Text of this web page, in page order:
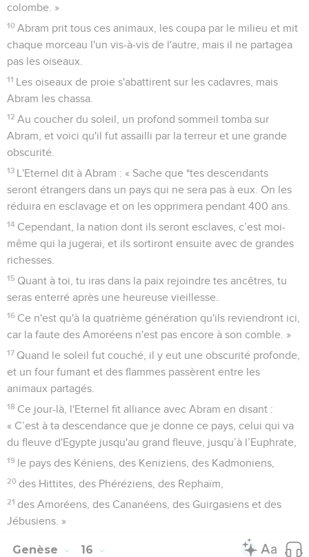
colombe. »
10 Abram prit tous ces animaux, les coupa par le milieu et mit
chaque morceau l'un vis-à-vis de l'autre, mais il ne partagea
pas les oiseaux.
11 Les oiseaux de proie s'abattirent sur les cadavres, mais
Abram les chassa.
12 Au coucher du soleil, un profond sommeil tomba sur
Abram, et voici qu'il fut assailli par la terreur et une grande
obscurité.
13 L'Eternel dit à Abram : « Sache que *tes descendants
seront étrangers dans un pays qui ne sera pas à eux. On les
réduira en esclavage et on les opprimera pendant 400 ans.
14 Cependant, la nation dont ils seront esclaves, c’est moi-
même qui la jugerai, et ils sortiront ensuite avec de grandes
richesses.
15 Quant à toi, tu iras dans la paix rejoindre tes ancêtres, tu
seras enterré après une heureuse vieillesse.
16 Ce n'est qu'à la quatrième génération qu'ils reviendront ici,
car la faute des Amoréens n'est pas encore à son comble. »
17 Quand le soleil fut couché, il y eut une obscurité profonde,
et un four fumant et des flammes passèrent entre les
animaux partagés.
18 Ce jour-là, l'Eternel fit alliance avec Abram en disant :
« C’est à ta descendance que je donne ce pays, celui qui va
du fleuve d'Egypte jusqu'au grand fleuve, jusqu’à l’Euphrate,
19 le pays des Kéniens, des Keniziens, des Kadmoniens,
20 des Hittites, des Phéréziens, des Rephaïm,
21 des Amoréens, des Cananéens, des Guirgasiens et des
Jébusiens. »
Genèse 16